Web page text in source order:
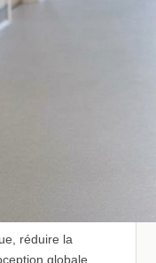
réduire la
globale,